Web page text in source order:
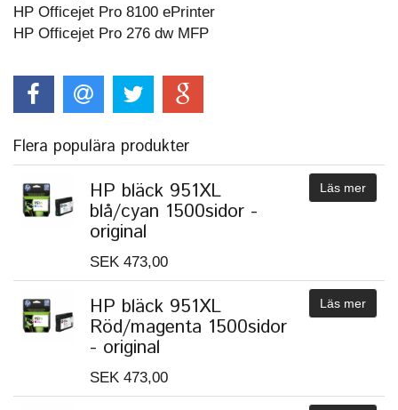
HP Officejet Pro 8100 ePrinter
HP Officejet Pro 276 dw MFP
Flera populära produkter
HP bläck 951XL
blå/cyan 1500sidor -
original
SEK 473,00
Läs mer
HP bläck 951XL
Röd/magenta 1500sidor
- original
SEK 473,00
Läs mer